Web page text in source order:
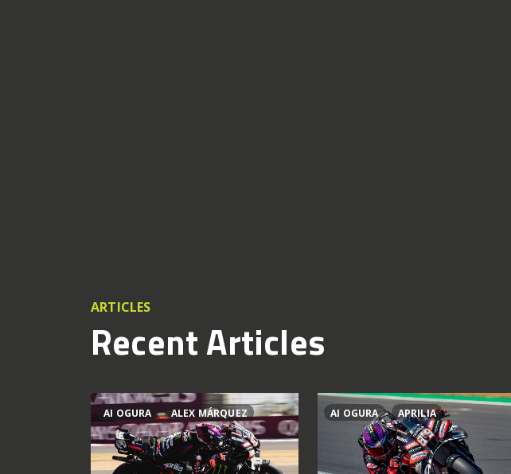
ARTICLES
Recent Articles
AI OGURA ALEX MÁRQUEZ AI OGURA APRILIA